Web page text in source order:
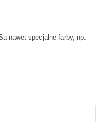
nawet specjalne farby, np.